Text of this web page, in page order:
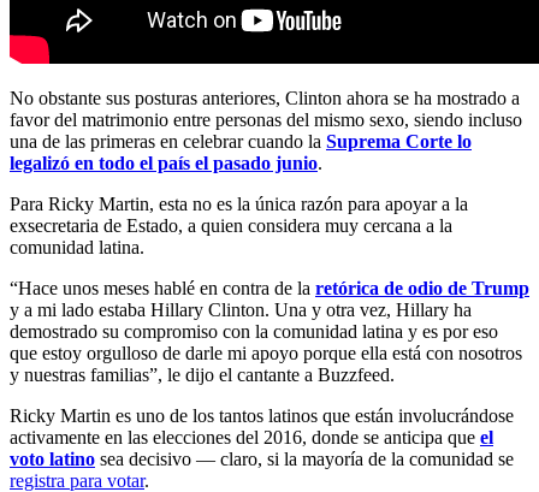
No obstante sus posturas anteriores, Clinton ahora se ha mostrado a
favor del matrimonio entre personas del mismo sexo, siendo incluso
una de las primeras en celebrar cuando la Suprema Corte lo
legalizó en todo el país el pasado junio.
Para Ricky Martin, esta no es la única razón para apoyar a la
exsecretaria de Estado, a quien considera muy cercana a la
comunidad latina.
“Hace unos meses hablé en contra de la retórica de odio de Trump
y a mi lado estaba Hillary Clinton. Una y otra vez, Hillary ha
demostrado su compromiso con la comunidad latina y es por eso
que estoy orgulloso de darle mi apoyo porque ella está con nosotros
y nuestras familias”, le dijo el cantante a Buzzfeed.
Ricky Martin es uno de los tantos latinos que están involucrándose
activamente en las elecciones del 2016, donde se anticipa que el
voto latino sea decisivo — claro, si la mayoría de la comunidad se
registra para votar.